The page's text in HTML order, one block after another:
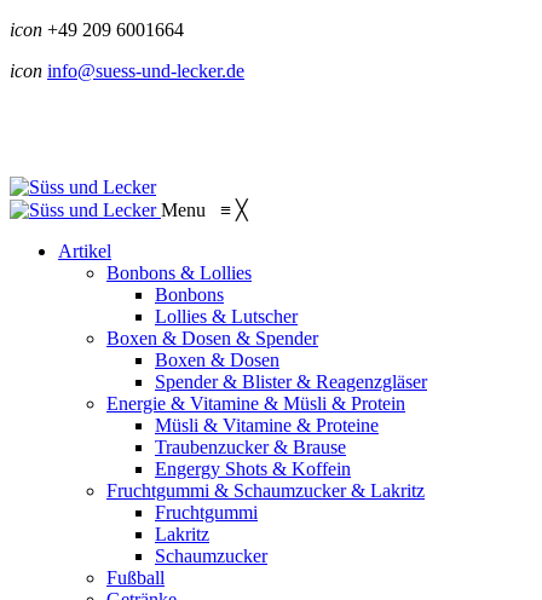
icon +49 209 6001664
icon info@suess-und-lecker.de
Menu ≡ ╳
Artikel
Bonbons & Lollies
Bonbons
Lollies & Lutscher
Boxen & Dosen & Spender
Boxen & Dosen
Spender & Blister & Reagenzgläser
Energie & Vitamine & Müsli & Protein
Müsli & Vitamine & Proteine
Traubenzucker & Brause
Engergy Shots & Koffein
Fruchtgummi & Schaumzucker & Lakritz
Fruchtgummi
Lakritz
Schaumzucker
Fußball